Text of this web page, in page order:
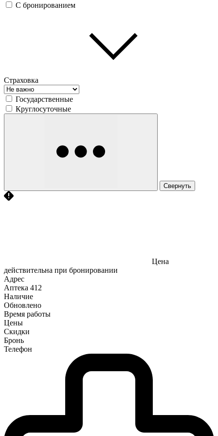
С бронированием
Страховка
Государственные
Круглосуточные
Свернуть
Цена
действительна при бронировании
Адрес
Аптека 412
Наличие
Обновлено
Время работы
Цены
Скидки
Бронь
Телефон